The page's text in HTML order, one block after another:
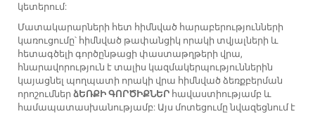
կետերում:
Մատակարարների հետ հիմնված հարաբերությունների
կառուցումը՝ հիմնված թափանցիկ որակի տվյալների և
հետագծելի գործընթացի փաստաթղթերի վրա,
հնարավորություն է տալիս կազմակերպություններին
կայացնել պողպատի որակի վրա հիմնված ձեռքբերման
որոշումներ ձԵՌՔԻ ԳՈՐԾԻՔՆԵՐ հավաստիությամբ և
համապատասխանությամբ: Այս մոտեցումը նվազեցնում է